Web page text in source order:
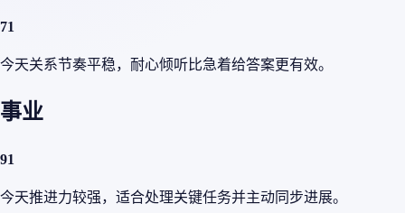
71
今天关系节奏平稳，耐心倾听比急着给答案更有效。
事业
91
今天推进力较强，适合处理关键任务并主动同步进展。